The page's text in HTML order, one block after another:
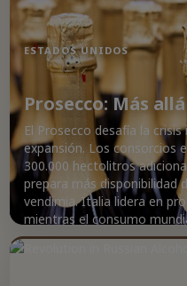
ESTADOS UNIDOS
Prosecco: Más
El Prosecco desafía la
expansión. Los consorcios
300.000 hectolitros
prepara más disponibilidad
vendimia. Italia lidera en
mientras el consumo
representa una parte